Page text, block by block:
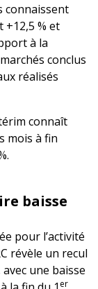
connaissent
+12,5 % et
à la
conclus
réalisés
connaît
mois à fin
baisse
pour l’activité
révèle un recul
une baisse
er